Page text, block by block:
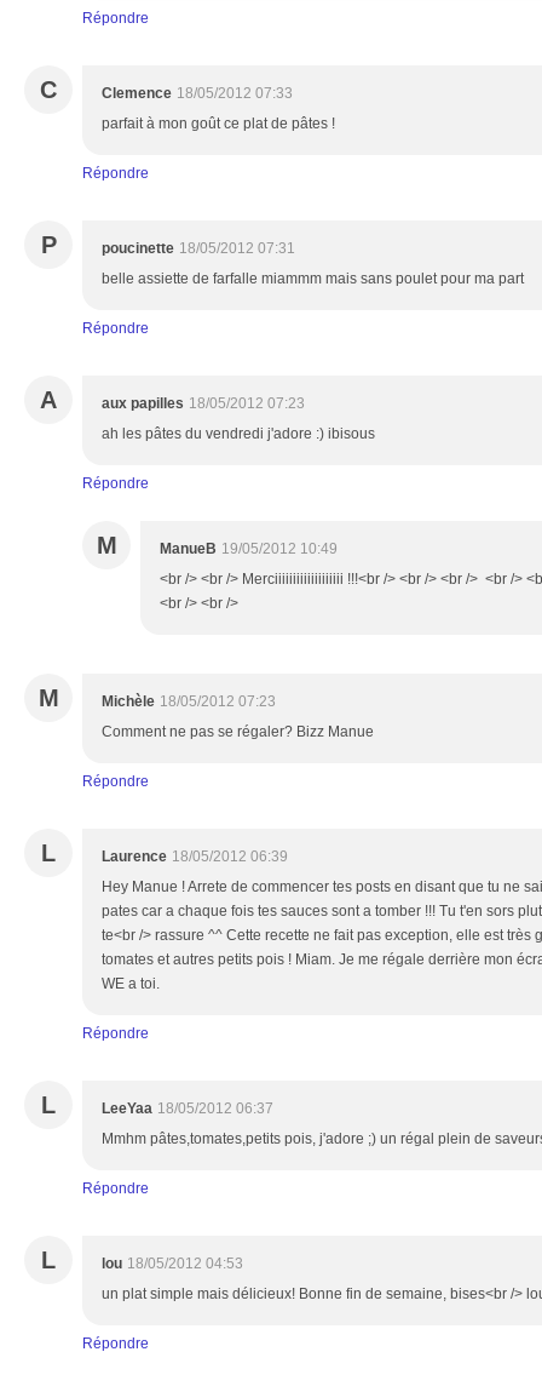
Répondre
C Clemence 18/05/2012 07:33
parfait à mon goût ce plat de pâtes !
Répondre
P poucinette 18/05/2012 07:31
belle assiette de farfalle miammm mais sans poulet pour ma part
Répondre
A aux papilles 18/05/2012 07:23
ah les pâtes du vendredi j'adore :) ibisous
Répondre
M ManueB 19/05/2012 10:49
<br /> <br /> Merciiiiiiiiiiiiiiiiiii !!!<br /> <br /> <br /> <br />
<br /> <br />
M Michèle 18/05/2012 07:23
Comment ne pas se régaler? Bizz Manue
Répondre
L Laurence 18/05/2012 06:39
Hey Manue ! Arrete de commencer tes posts en disant que tu ne
pates car a chaque fois tes sauces sont a tomber !!! Tu t'en sors
te<br /> rassure ^^ Cette recette ne fait pas exception, elle est très
tomates et autres petits pois ! Miam. Je me régale derrière mon
WE a toi.
Répondre
L LeeYaa 18/05/2012 06:37
Mmhm pâtes,tomates,petits pois, j'adore ;) un régal plein de
Répondre
L lou 18/05/2012 04:53
un plat simple mais délicieux! Bonne fin de semaine, bises<br />
Répondre